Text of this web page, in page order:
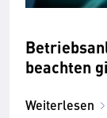
beachten
Weiterlesen